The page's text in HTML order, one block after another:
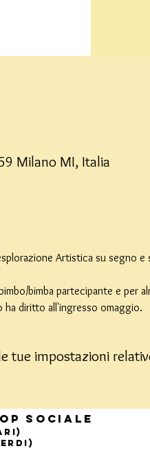
Milano MI, Italia
Artistica su segno e
bimba partecipante e per
diritto all'ingresso omaggio.
tue impostazioni
sociale